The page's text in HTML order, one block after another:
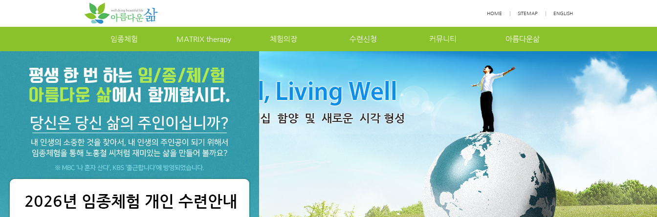
HOME SITEMAP ENGLISH
임종체험 MATRIX therapy 체험의장 수련신청 커뮤니티 아름다운삶